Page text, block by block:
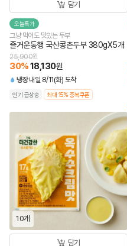
담기
오늘특가
그냥 먹어도 맛있는 두부
즐거운동행 국산콩촌두부 380gX5개
25,900원
30%18,130원
냉장 내일 8/11(화) 도착
인기 급상승 최대 15% 중복쿠폰
10개
담기